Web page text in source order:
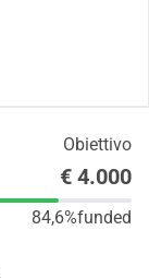
Obiettivo
€ 4.000
84,6%funded